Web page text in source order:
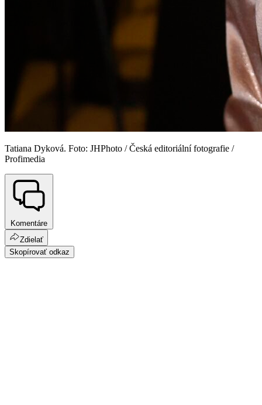
Tatiana Dyková. Foto: JHPhoto / Česká editoriální fotografie /
Profimedia
Komentáre
Zdielať
Skopírovať odkaz